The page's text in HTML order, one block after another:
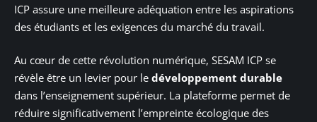
ICP assure une meilleure adéquation entre les aspirations
des étudiants et les exigences du marché du travail.
Au cœur de cette révolution numérique, SESAM ICP se
révèle être un levier pour le développement durable
dans l’enseignement supérieur. La plateforme permet de
réduire significativement l’empreinte écologique des